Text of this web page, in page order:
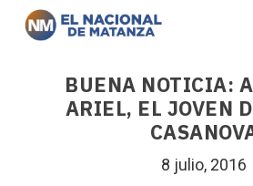
BUENA NOTICIA:
ARIEL, EL JOVEN
8 julio, 2016